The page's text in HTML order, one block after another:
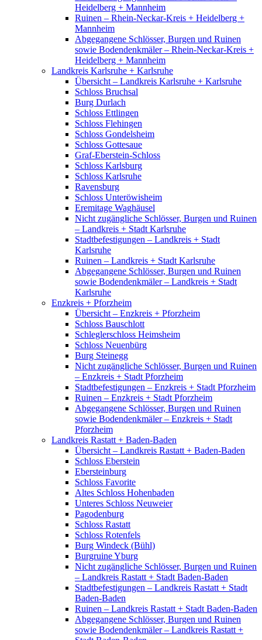
Heidelberg + Mannheim
Ruinen – Rhein-Neckar-Kreis + Heidelberg +
Mannheim
Abgegangene Schlösser, Burgen und Ruinen
sowie Bodendenkmäler – Rhein-Neckar-Kreis +
Heidelberg + Mannheim
Landkreis Karlsruhe + Karlsruhe
Übersicht – Landkreis Karlsruhe + Karlsruhe
Schloss Bruchsal
Burg Durlach
Schloss Ettlingen
Schloss Flehingen
Schloss Gondelsheim
Schloss Gottesaue
Graf-Eberstein-Schloss
Schloss Karlsburg
Schloss Karlsruhe
Ravensburg
Schloss Unteröwisheim
Eremitage Waghäusel
Nicht zugängliche Schlösser, Burgen und Ruinen
– Landkreis + Stadt Karlsruhe
Stadtbefestigungen – Landkreis + Stadt
Karlsruhe
Ruinen – Landkreis + Stadt Karlsruhe
Abgegangene Schlösser, Burgen und Ruinen
sowie Bodendenkmäler – Landkreis + Stadt
Karlsruhe
Enzkreis + Pforzheim
Übersicht – Enzkreis + Pforzheim
Schloss Bauschlott
Schleglerschloss Heimsheim
Schloss Neuenbürg
Burg Steinegg
Nicht zugängliche Schlösser, Burgen und Ruinen
– Enzkreis + Stadt Pforzheim
Stadtbefestigungen – Enzkreis + Stadt Pforzheim
Ruinen – Enzkreis + Stadt Pforzheim
Abgegangene Schlösser, Burgen und Ruinen
sowie Bodendenkmäler – Enzkreis + Stadt
Pforzheim
Landkreis Rastatt + Baden-Baden
Übersicht – Landkreis Rastatt + Baden-Baden
Schloss Eberstein
Ebersteinburg
Schloss Favorite
Altes Schloss Hohenbaden
Unteres Schloss Neuweier
Pagodenburg
Schloss Rastatt
Schloss Rotenfels
Burg Windeck (Bühl)
Burgruine Yburg
Nicht zugängliche Schlösser, Burgen und Ruinen
– Landkreis Rastatt + Stadt Baden-Baden
Stadtbefestigungen – Landkreis Rastatt + Stadt
Baden-Baden
Ruinen – Landkreis Rastatt + Stadt Baden-Baden
Abgegangene Schlösser, Burgen und Ruinen
sowie Bodendenkmäler – Landkreis Rastatt +